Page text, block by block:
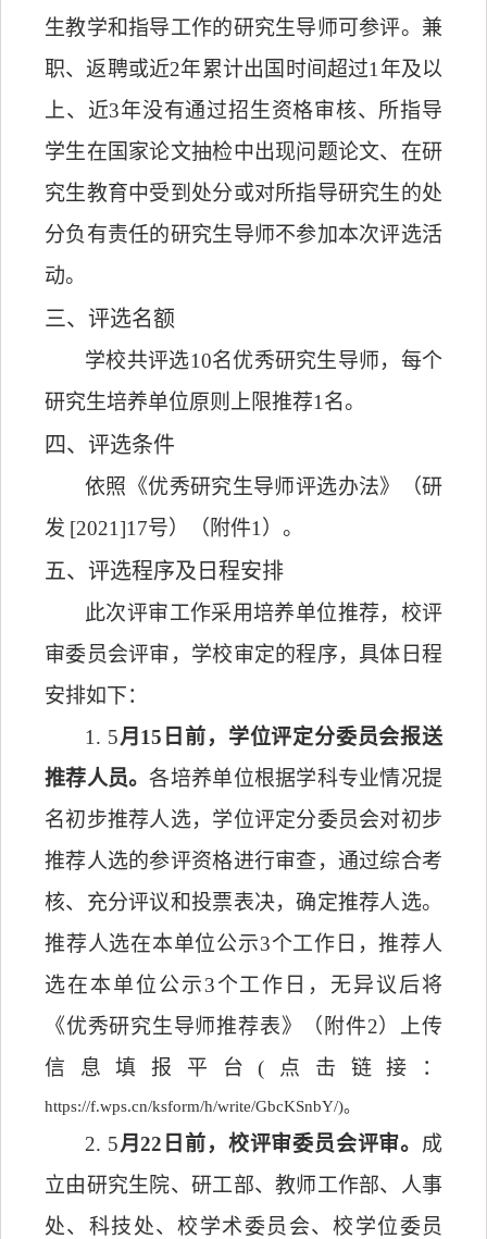
生教学和指导工作的研究生导师可参评。兼
职、返聘或近2年累计出国时间超过1 年及以
上、近3年没有通过招生资格审核、 所指导
学生在国家论文抽检中出现问题论文、 在研
究生教育中受到 处分或对所指导研究生的处
分负有责任的研究生导师不参加本次评选活
动。
三、评选名额
学校共评选10名优秀研究生导师，每个
研究生培养单位原则上限推荐1名。
四、评选条件
依照《优秀研究生导师评选办法》（研
发 [2021]17号）（附件1） 。
五、评选程序及 日程安排
此次评审工作采用培养单位推荐，校评
审委员会评审，学校审定的程序，具体日程
安排如下：
1. 5月 15 日前，学位评定分委员会报送
推荐人员。各培养单位根据学科专业情况提
名初步推荐人选，学位评定分委员会对初步
推荐人选的参评资格进行审查，通过综合考
核、充分评议和投票表决，确定推荐人选。
推荐人选在本单位公示3个工作日，推荐人
选在本单位公示3个工作日，无异议后将
《优秀研究生导师推荐表》（附件2）上传
信息填报平台(点击链接：
https://f.wps.cn/ksform/h/write/GbcKSnbY/)。
2. 5月22 日 前， 校评审委员会评审。 成
立由研究生院、研工部、教师工作部、人事
处、科技处、校学术委员会、校学位委员